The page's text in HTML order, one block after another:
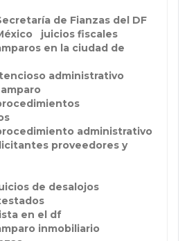
de Fianzas del DF
juicios fiscales
en la ciudad de
administrativo
administrativo
proveedores y
de desalojos
en el df
inmobiliario